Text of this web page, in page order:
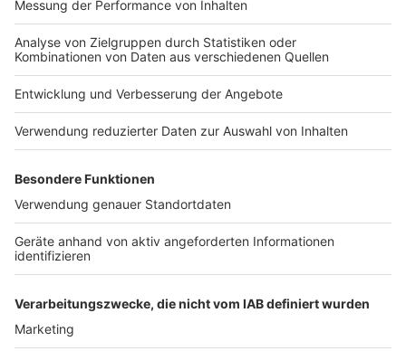
ALLE COMPUTERWORLD BRIEFINGS
STELLENMARKT
COOKIE-MANAGER
Computerworld Newsletter
JETZT ABONNIEREN